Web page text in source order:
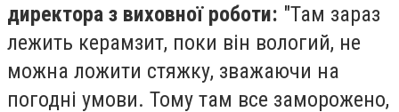
директора з виховної роботи: "Там зараз
лежить керамзит, поки він вологий, не
можна ложити стяжку, зважаючи на
погодні умови. Тому там все заморожено,